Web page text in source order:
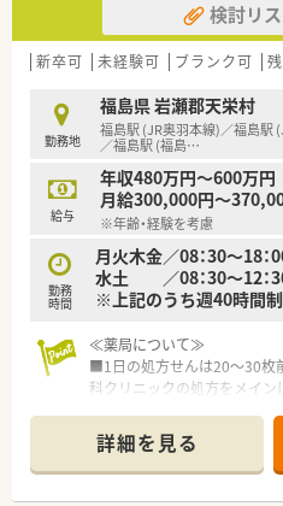
●こんな薬局です！●
阿武隈急行の大泉駅から車で
ほどのエリアにございます。
枚程度で余裕をもって業務に
また、木・日が固定休のため
ことが可能です！
検討リ
新卒可 未経験可 ブランク可
勤務地
福島県 岩瀬郡天栄村
福島駅 (JR奥羽本線)／福島駅
／福島駅 (福島…
給与
年収480万円～600万円
月給300,000円～
※年齢・経験を考慮
勤務
時間
月火木金／08：30～18：
水土 ／08：30～12：30
※上記のうち週40時間
≪薬局について≫
■1日の処方せんは20～30枚
科クリニックの処方をメイ
■クリニック門前の処方を中
を受付ております。じっくり
オススメの店舗です。
詳細を見る